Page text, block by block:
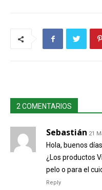
2 COMENTARIOS
Sebastián 21
Hola, buenos días
¿Los productos
pelo o para el
Reply